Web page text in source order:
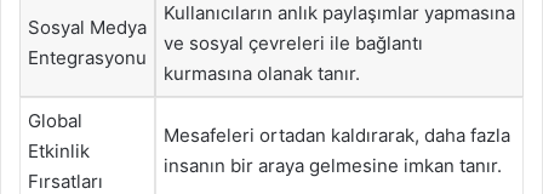
Sosyal Medya
Entegrasyonu
Kullanıcıların anlık paylaşımlar yapmasına
ve sosyal çevreleri ile bağlantı
kurmasına olanak tanır.
Global
Etkinlik
Fırsatları
Mesafeleri ortadan kaldırarak, daha fazla
insanın bir araya gelmesine imkan tanır.